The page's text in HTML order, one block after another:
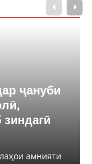
ҷануби
амнияти